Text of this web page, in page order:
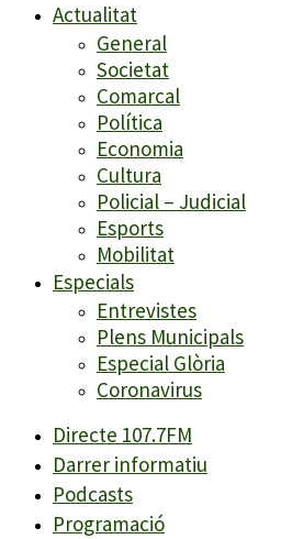
Actualitat
General
Societat
Comarcal
Política
Economia
Cultura
Policial – Judicial
Esports
Mobilitat
Especials
Entrevistes
Plens Municipals
Especial Glòria
Coronavirus
Directe 107.7FM
Darrer informatiu
Podcasts
Programació